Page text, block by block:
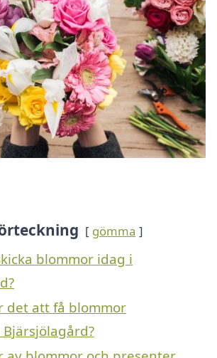
gömma
blommor idag i
det att få blommor